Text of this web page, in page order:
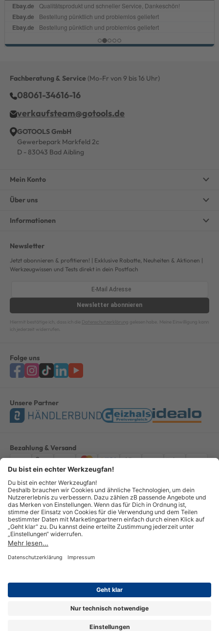
Fachberatung & Service (Mo-Fr von 9 bis 16 Uhr)
08061-34616-16
verkaufsteam@gotools.de
GOTOOLS GmbH
Gewerbepark Markfeld 2c
D - 83043 Bad Aibling
Mein Konto
Über uns
Informationen
Newsletter
Jetzt abonnieren & profitieren! | Exklusive Rabatte, Neuheiten & Aktionen |
Werkzeugwissen und Tests direkt in dein Postfach
Newsletter abonnieren
Hiermit bestätige ich, dass ich die Datenschutzerklärung gelesen habe. Meine Einwilligung kann
ich jederzeit widerrufen.
Folge uns
Unsere Partner
Bezahlung & Versand
ImpressumAGBDatenschutzWiderruf Vertrag widerrufen
Alle Preise verstehen sich inkl. ges. MwSt. *Kostenloser Versand innerhalb
Deutschlands, bei Bestellungen ab 100,00 Euro.
© Copyright 2026 GOTOOLS GmbH - Alle Rechte vorbehalten. powered by
createyourtemplate